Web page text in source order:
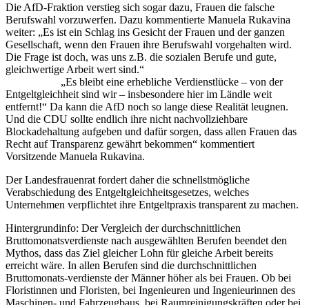
Die AfD-Fraktion verstieg sich sogar dazu, Frauen die falsche
Berufswahl vorzuwerfen. Dazu kommentierte Manuela Rukavina
weiter: „Es ist ein Schlag ins Gesicht der Frauen und der ganzen
Gesellschaft, wenn den Frauen ihre Berufswahl vorgehalten wird.
Die Frage ist doch, was uns z.B. die sozialen Berufe und gute,
gleichwertige Arbeit wert sind.“
„Es bleibt eine erhebliche Verdienstlücke – von der
Entgeltgleichheit sind wir – insbesondere hier im Ländle weit
entfernt!“ Da kann die AfD noch so lange diese Realität leugnen.
Und die CDU sollte endlich ihre nicht nachvollziehbare
Blockadehaltung aufgeben und dafür sorgen, dass allen Frauen das
Recht auf Transparenz gewährt bekommen“ kommentiert
Vorsitzende Manuela Rukavina.
Der Landesfrauenrat fordert daher die schnellstmögliche
Verabschiedung des Entgeltgleichheitsgesetzes, welches
Unternehmen verpflichtet ihre Entgeltpraxis transparent zu machen.
Hintergrundinfo: Der Vergleich der durchschnittlichen
Bruttomonatsverdienste nach ausgewählten Berufen beendet den
Mythos, dass das Ziel gleicher Lohn für gleiche Arbeit bereits
erreicht wäre. In allen Berufen sind die durchschnittlichen
Bruttomonats-verdienste der Männer höher als bei Frauen. Ob bei
Floristinnen und Floristen, bei Ingenieuren und Ingenieurinnen des
Maschinen- und Fahrzeugbaus, bei Raumreinigungskräften oder bei